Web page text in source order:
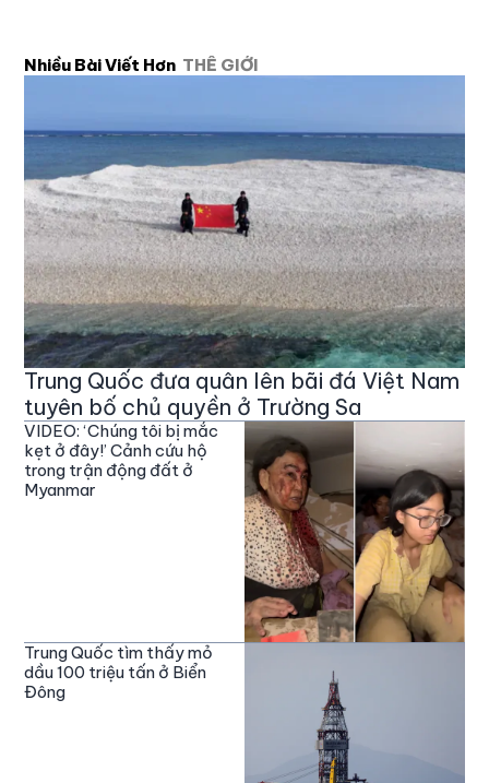
Nhiều Bài Viết Hơn THẾ GIỚI
Trung Quốc đưa quân lên bãi đá Việt Nam
tuyên bố chủ quyền ở Trường Sa
VIDEO: ‘Chúng tôi bị mắc
kẹt ở đây!’ Cảnh cứu hộ
trong trận động đất ở
Myanmar
Trung Quốc tìm thấy mỏ
dầu 100 triệu tấn ở Biển
Đông